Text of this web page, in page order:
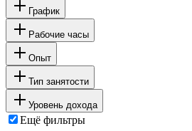
График
Рабочие часы
Опыт
Тип занятости
Уровень дохода
Ещё фильтры